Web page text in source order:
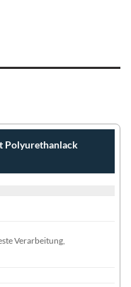
Polyurethanlack
Verarbeitung,